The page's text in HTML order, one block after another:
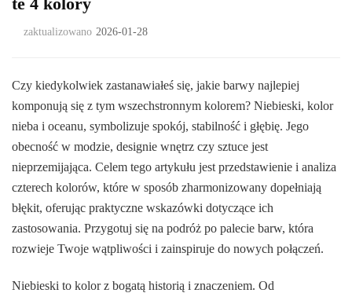
zaktualizowano 2026-01-28
Czy kiedykolwiek zastanawiałeś się, jakie barwy najlepiej
komponują się z tym wszechstronnym kolorem? Niebieski, kolor
nieba i oceanu, symbolizuje spokój, stabilność i głębię. Jego
obecność w modzie, designie wnętrz czy sztuce jest
nieprzemijająca. Celem tego artykułu jest przedstawienie i analiza
czterech kolorów, które w sposób zharmonizowany dopełniają
błękit, oferując praktyczne wskazówki dotyczące ich
zastosowania. Przygotuj się na podróż po palecie barw, która
rozwieje Twoje wątpliwości i zainspiruje do nowych połączeń.
Niebieski to kolor z bogatą historią i znaczeniem. Od